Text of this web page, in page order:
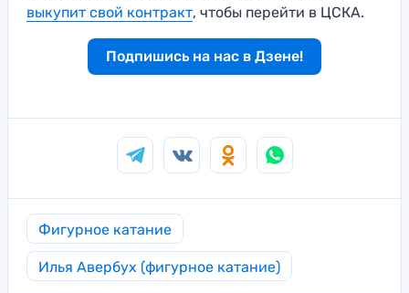
выкупит свой контракт, чтобы перейти в ЦСКА.
Подпишись на нас в Дзене!
Фигурное катание
Илья Авербух (фигурное катание)